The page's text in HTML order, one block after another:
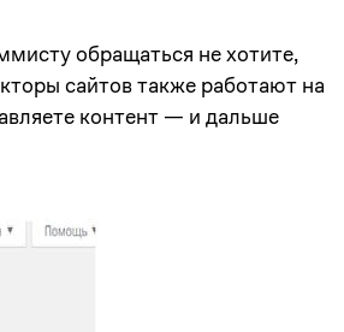
обращаться не хотите,
сайтов также работают на
контент — и дальше